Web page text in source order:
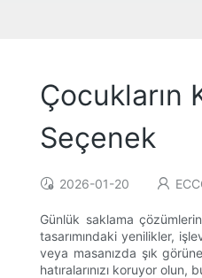
Çocukların
Seçenek
2026-01-20
Günlük saklama
tasarımındaki yenilikler,
veya masanızda şık
hatıralarınızı koruyor